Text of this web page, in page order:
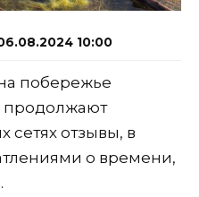
10:00
побережье
продолжают
сетях отзывы, в
о времени,